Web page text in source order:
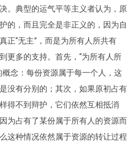
。典型的运气平等主义者认为，原
的，而且完全是非正义的，因为自
正“无主”，而是为所有人所共有
更多的支持。首先，“为所有人所
念：每份资源属于每一个人，这
没有分别的；其次，如果原初占有
得不到辩护，它们依然互相抵消
为占有了某份属于所有人的资源而
这种情况依然属于资源的转让过程